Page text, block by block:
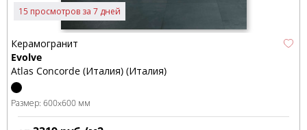
15 просмотров за 7 дней
Керамогранит
Evolve
Atlas Concorde (Италия) (Италия)
Размер: 600x600 мм